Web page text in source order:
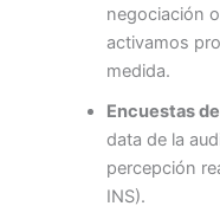
negociación
activamos
medida.
Encuestas
data de la
percepción
INS).